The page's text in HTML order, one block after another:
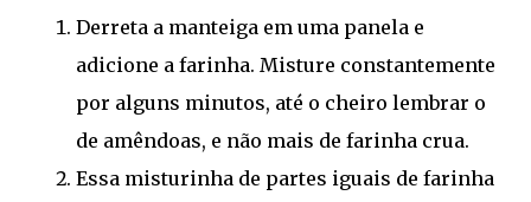
Derreta a manteiga em uma panela e
adicione a farinha. Misture constantemente
por alguns minutos, até o cheiro lembrar o
de amêndoas, e não mais de farinha crua.
Essa misturinha de partes iguais de farinha